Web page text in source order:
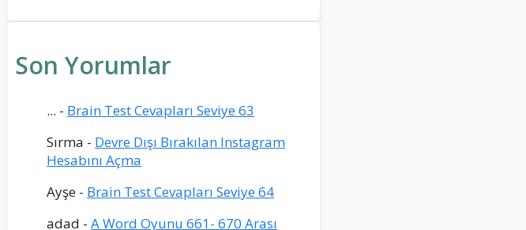
Son Yorumlar
... - Brain Test Cevapları Seviye 63
Sırma - Devre Dışı Bırakılan Instagram
Hesabını Açma
Ayşe - Brain Test Cevapları Seviye 64
adad - A Word Oyunu 661- 670 Arası